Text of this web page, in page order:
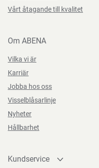
Vårt åtagande till kvalitet
Om ABENA
Vilka vi är
Karriär
Jobba hos oss
Visselblåsarlinje
Nyheter
Hållbarhet
Kundservice